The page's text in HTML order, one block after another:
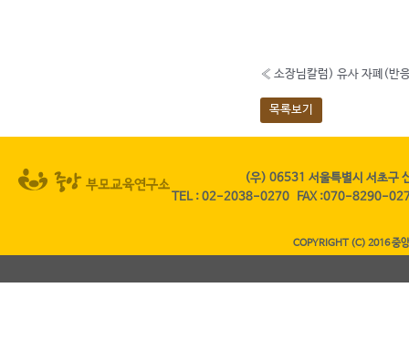
« 소장님칼럼) 유사 자폐(반
목록보기
(우) 06531 서울특별시 서초구
TEL: 02-2038-0270 FAX:070-8290-
COPYRIGHT (C) 2016 중